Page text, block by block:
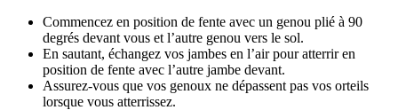
Commencez en position de fente avec un genou plié à 90
degrés devant vous et l’autre genou vers le sol.
En sautant, échangez vos jambes en l’air pour atterrir en
position de fente avec l’autre jambe devant.
Assurez-vous que vos genoux ne dépassent pas vos orteils
lorsque vous atterrissez.